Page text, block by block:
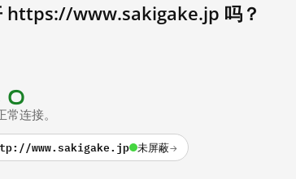
https://www.sakigake.jp 吗？
连接。
www.sakigake.jp 未屏蔽→